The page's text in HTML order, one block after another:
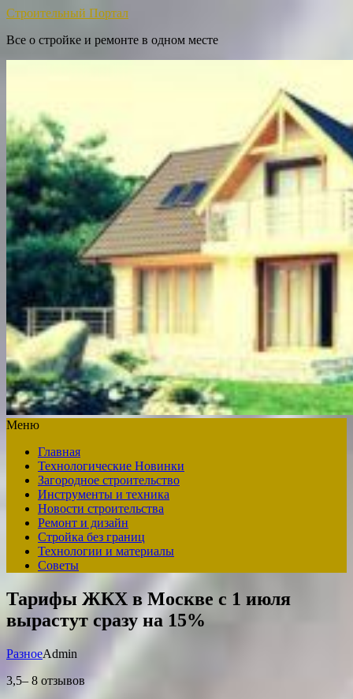
Строительный Портал
Все о стройке и ремонте в одном месте
Меню
Главная
Технологические Новинки
Загородное строительство
Инструменты и техника
Новости строительства
Ремонт и дизайн
Стройка без границ
Технологии и материалы
Советы
Тарифы ЖКХ в Москве с 1 июля
вырастут сразу на 15%
РазноеAdmin
3,5– 8 отзывов